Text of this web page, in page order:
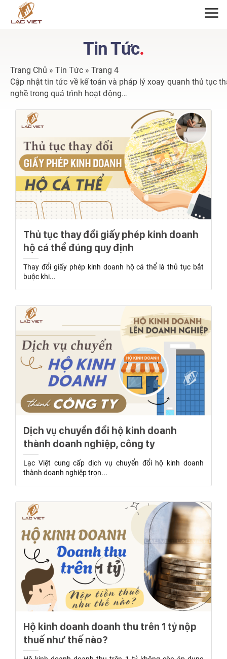
Tin Tức.
Trang Chủ » Tin Tức » Trang 4
Cập nhật tin tức về kế toán và pháp lý xoay quanh thủ tục
nghề trong quá trình hoạt động…
Thủ tục thay đổi giấy phép kinh doanh
hộ cá thể đúng quy định
Thay đổi giấy phép kinh doanh hộ cá thể là thủ tục bắt
buộc khi...
Dịch vụ chuyển đổi hộ kinh doanh
thành doanh nghiệp, công ty
Lạc Việt cung cấp dịch vụ chuyển đổi hộ kinh doanh
thành doanh nghiệp trọn...
Hộ kinh doanh doanh thu trên 1 tỷ nộp
thuế như thế nào?